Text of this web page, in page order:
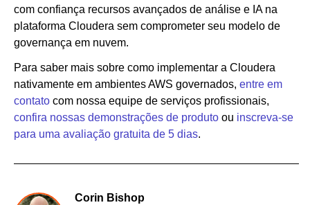
com confiança recursos avançados de análise e IA na
plataforma Cloudera sem comprometer seu modelo de
governança em nuvem.
Para saber mais sobre como implementar a Cloudera
nativamente em ambientes AWS governados, entre em
contato com nossa equipe de serviços profissionais,
confira nossas demonstrações de produto ou inscreva-se
para uma avaliação gratuita de 5 dias.
Corin Bishop